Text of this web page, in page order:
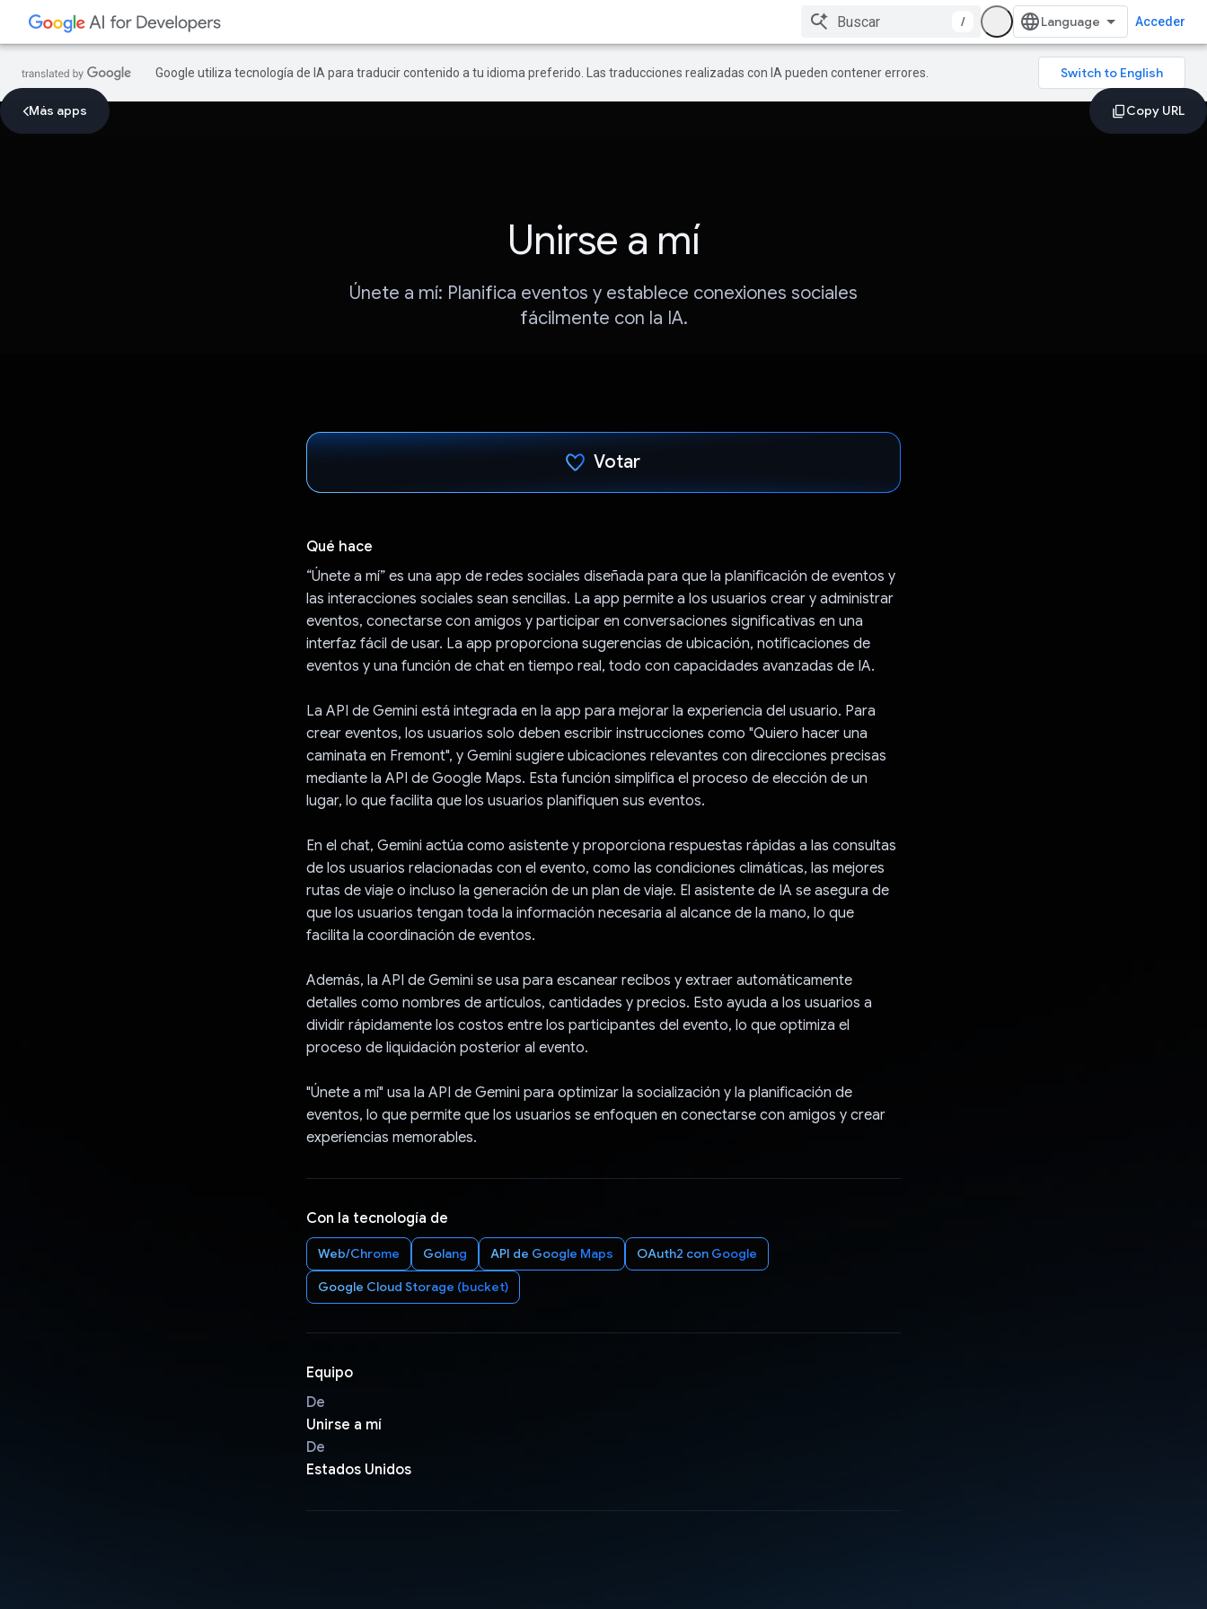
/ Acceder
Google utiliza tecnología de IA para traducir contenido a tu idioma preferido. Las traducciones realizadas con IA pueden contener errores.
Más apps
Unirse a mí
Únete a mí: Planifica eventos y establece conexiones sociales
fácilmente con la IA.
Votar
Qué hace
“Únete a mí” es una app de redes sociales diseñada para que la planificación de eventos y
las interacciones sociales sean sencillas. La app permite a los usuarios crear y administrar
eventos, conectarse con amigos y participar en conversaciones significativas en una
interfaz fácil de usar. La app proporciona sugerencias de ubicación, notificaciones de
eventos y una función de chat en tiempo real, todo con capacidades avanzadas de IA.
La API de Gemini está integrada en la app para mejorar la experiencia del usuario. Para
crear eventos, los usuarios solo deben escribir instrucciones como "Quiero hacer una
caminata en Fremont", y Gemini sugiere ubicaciones relevantes con direcciones precisas
mediante la API de Google Maps. Esta función simplifica el proceso de elección de un
lugar, lo que facilita que los usuarios planifiquen sus eventos.
En el chat, Gemini actúa como asistente y proporciona respuestas rápidas a las consultas
de los usuarios relacionadas con el evento, como las condiciones climáticas, las mejores
rutas de viaje o incluso la generación de un plan de viaje. El asistente de IA se asegura de
que los usuarios tengan toda la información necesaria al alcance de la mano, lo que
facilita la coordinación de eventos.
Además, la API de Gemini se usa para escanear recibos y extraer automáticamente
detalles como nombres de artículos, cantidades y precios. Esto ayuda a los usuarios a
dividir rápidamente los costos entre los participantes del evento, lo que optimiza el
proceso de liquidación posterior al evento.
"Únete a mí" usa la API de Gemini para optimizar la socialización y la planificación de
eventos, lo que permite que los usuarios se enfoquen en conectarse con amigos y crear
experiencias memorables.
Con la tecnología de
Web/Chrome Golang API de Google Maps OAuth2 con Google
Google Cloud Storage (bucket)
Equipo
De
Unirse a mí
De
Estados Unidos